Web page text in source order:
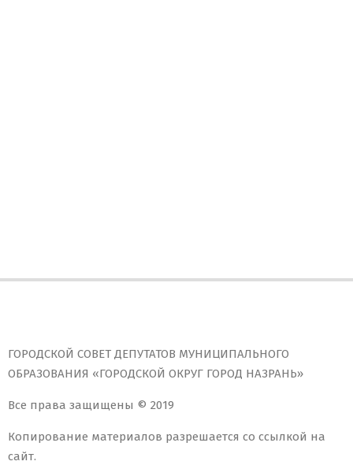
ГОРОДСКОЙ СОВЕТ ДЕПУТАТОВ МУНИЦИПАЛЬНОГО
ОБРАЗОВАНИЯ «ГОРОДСКОЙ ОКРУГ ГОРОД НАЗРАНЬ»
Все права защищены © 2019
Копирование материалов разрешается со ссылкой на
сайт.